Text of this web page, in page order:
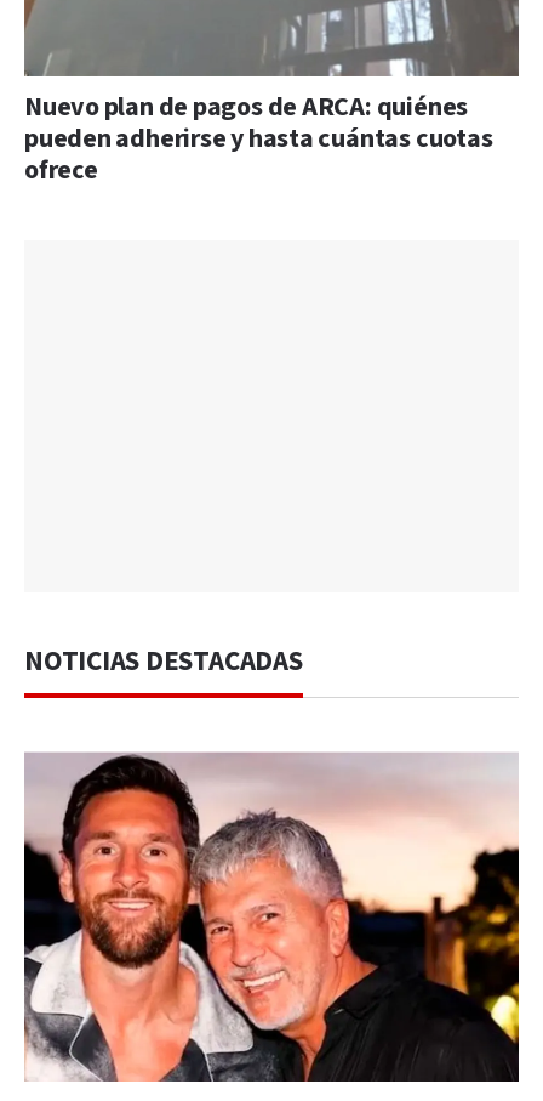
Nuevo plan de pagos de ARCA: quiénes
pueden adherirse y hasta cuántas cuotas
ofrece
NOTICIAS DESTACADAS